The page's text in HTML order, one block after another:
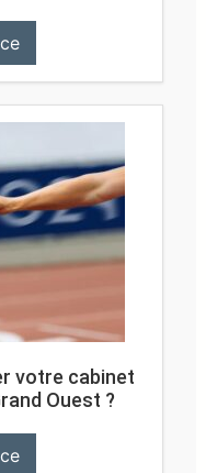
votre cabinet
Ouest ?